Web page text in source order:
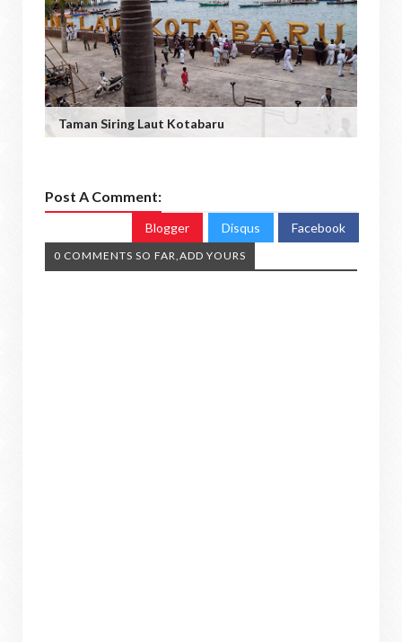
Taman Siring Laut Kotabaru
Post A Comment:
Blogger Disqus Facebook
0 COMMENTS SO FAR,ADD YOURS